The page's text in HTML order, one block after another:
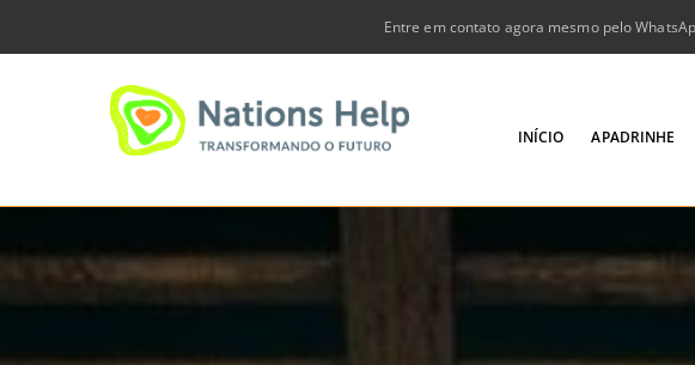
content
Entre em contato agora mesmo pelo
INÍCIO APADRINHE